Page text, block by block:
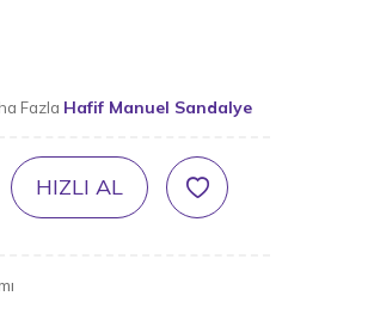
Fazla Hafif Manuel Sandalye
HIZLI AL